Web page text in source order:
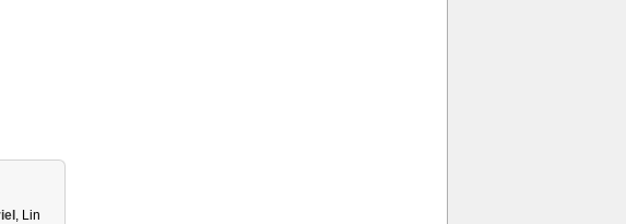
, Lin